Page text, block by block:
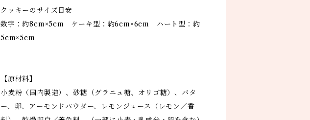
クッキーのサイズ目安
数字：約8cm×5cm ケーキ型：約6cm×6cm ハート型：約
5cm×5cm
【原材料】
小麦粉（国内製造）、砂糖（グラニュ糖、オリゴ糖）、バタ
ー、卵、アーモンドパウダー、レモンジュース（レモン／香